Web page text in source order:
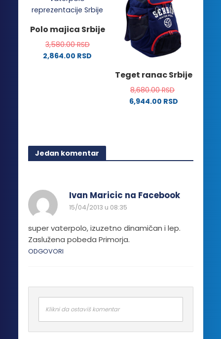
varijanti.
mogu
biti
izabrane
stranici
proizvoda.
Polo majica Srbije
3,580.00RSD
2,864.00 RSD
biti
izabrane
proizvoda.
Teget ranac Srbije
8,680.00RSD
6,944.00 RSD
Jedan komentar
Ivan Maricic na Facebook
15/04/2013 u 08:35
super vaterpolo, izuzetno dinamičan i lep.
Zaslužena pobeda Primorja.
ODGOVORI
Klikni da ostaviš komentar